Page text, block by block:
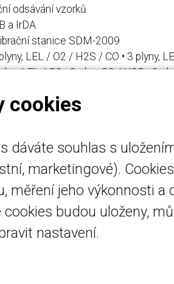
odsávání vzorků
a IrDA
stanice SDM-2009
LEL / O2 / H2S / CO • 3 plyny,
LEL / O2 • 2 plyn, O2 / H2S • 2
Úvod
Detektory plynu
cookies
dáváte souhlas s
marketingové).
měření jeho výkonnosti a
budou uloženy,
nastavení.